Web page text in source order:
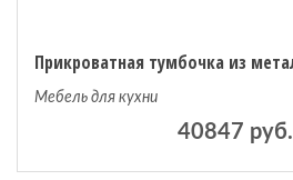
Мебель для кухни
40847 руб.